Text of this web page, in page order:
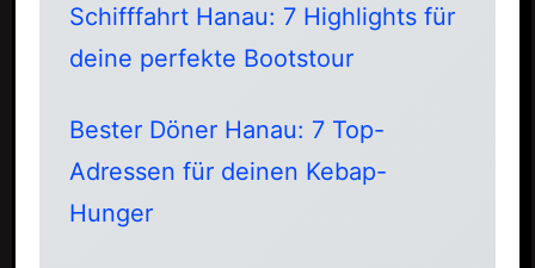
Schifffahrt Hanau: 7 Highlights für
deine perfekte Bootstour
Bester Döner Hanau: 7 Top-
Adressen für deinen Kebap-
Hunger